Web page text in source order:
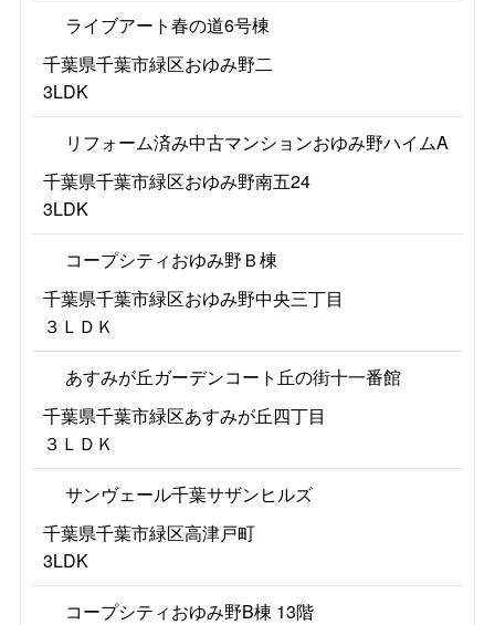
ライブアート春の道6号棟
千葉県千葉市緑区おゆみ野二
3LDK
リフォーム済み中古マンションおゆみ野ハイムA
千葉県千葉市緑区おゆみ野南五24
3LDK
コープシティおゆみ野Ｂ棟
千葉県千葉市緑区おゆみ野中央三丁目
３ＬＤＫ
あすみが丘ガーデンコート丘の街十一番館
千葉県千葉市緑区あすみが丘四丁目
３ＬＤＫ
サンヴェール千葉サザンヒルズ
千葉県千葉市緑区高津戸町
3LDK
コープシティおゆみ野B棟 13階